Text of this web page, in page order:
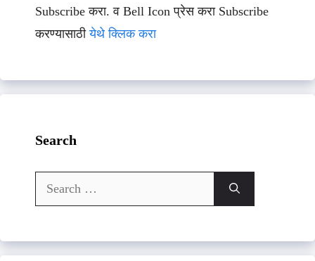
Subscribe करा. व Bell Icon प्रेस करा Subscribe
करण्यासाठीयेथे क्लिक करा
Search
Search
for: